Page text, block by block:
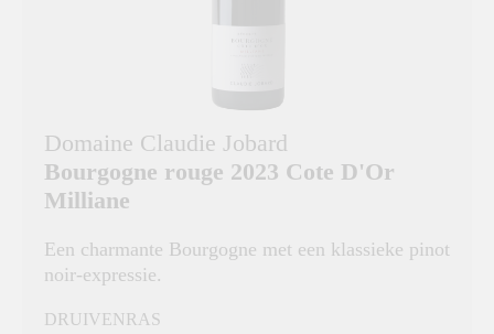
Domaine Claudie Jobard
Bourgogne rouge 2023 Cote D'Or
Milliane
Een charmante Bourgogne met een klassieke pinot
noir-expressie.
DRUIVENRAS